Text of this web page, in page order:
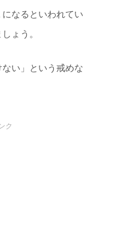
なるといわれてい
ょう。
い」という戒めな
ク